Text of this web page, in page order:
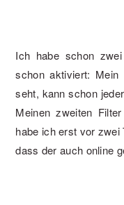
Ich habe schon
schon aktiviert:
seht, kann schon
Meinen zweiten
habe ich erst vor zwei
dass der auch online